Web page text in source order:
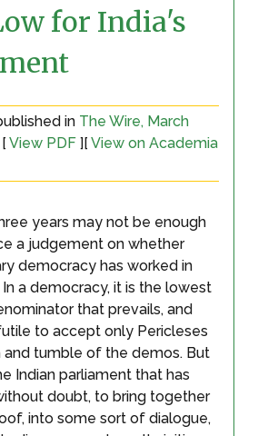
for India's
in The Wire, March
View PDF ][ View on Academia
years may not be enough
a judgement on whether
democracy has worked in
In a democracy, it is the lowest
that prevails, and
to accept only Pericleses
and tumble of the demos. But
Indian parliament that has
doubt, to bring together
into some sort of dialogue,